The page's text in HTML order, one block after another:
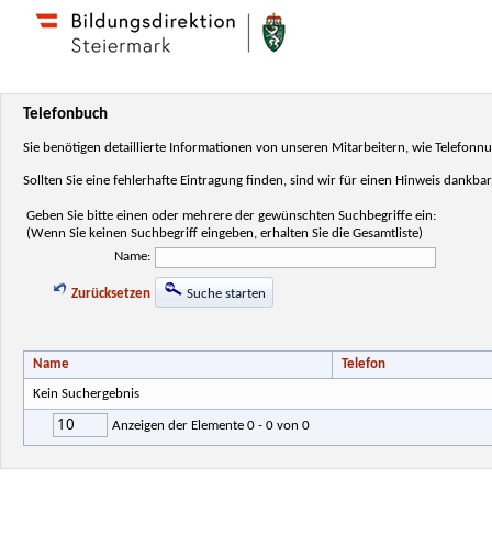
Telefonbuch
Sie benötigen detaillierte Informationen von unseren Mitarbeitern, wie
Sollten Sie eine fehlerhafte Eintragung finden, sind wir für einen Hinweis
Geben Sie bitte einen oder mehrere der gewünschten Suchbegriffe ein:
(Wenn Sie keinen Suchbegriff eingeben, erhalten Sie die Gesamtliste)
Name:
Zurücksetzen Suche starten
Name Telefon
Kein Suchergebnis
10 Anzeigen der Elemente 0 - 0 von 0